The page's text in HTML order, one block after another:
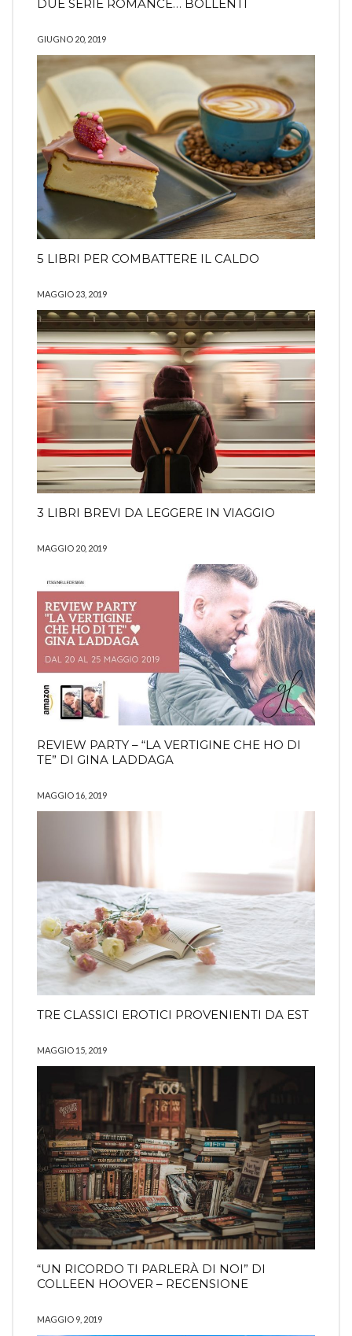
DUE SERIE ROMANCE… BOLLENTI
GIUGNO 20, 2019
5 LIBRI PER COMBATTERE IL CALDO
MAGGIO 23, 2019
3 LIBRI BREVI DA LEGGERE IN VIAGGIO
MAGGIO 20, 2019
REVIEW PARTY – “LA VERTIGINE CHE HO DI
TE” DI GINA LADDAGA
MAGGIO 16, 2019
TRE CLASSICI EROTICI PROVENIENTI DA EST
MAGGIO 15, 2019
“UN RICORDO TI PARLERÀ DI NOI” DI
COLLEEN HOOVER – RECENSIONE
MAGGIO 9, 2019